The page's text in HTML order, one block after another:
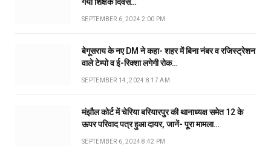
गया शिक्षक दिवस…
SEPTEMBER 6, 2024 2:00 PM
बेगूसराय के नए DM ने कहा- शहर में बिना नंबर व रजिस्ट्रेशन
वाले टेम्पो व ई-रिक्शा लगेगी रोक…
SEPTEMBER 14, 2024 8:17 AM
मंझौल कोर्ट में चेरिया बरियारपुर की थानाध्यक्ष समेत 12 के
ऊपर परिवाद पत्र हुआ दायर, जानें- पूरा मामला…
SEPTEMBER 6, 2024 8:42 PM